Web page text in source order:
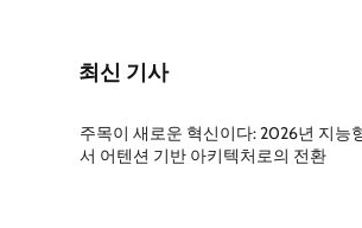
최신 기사
주목이 새로운 혁신이다: 2026년 지능
서 어텐션 기반 아키텍처로의 전환